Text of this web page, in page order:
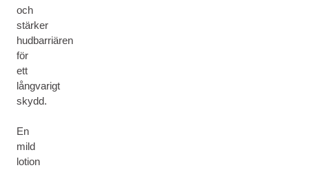
och
stärker
hudbarriären
för
ett
långvarigt
skydd.
En
mild
lotion